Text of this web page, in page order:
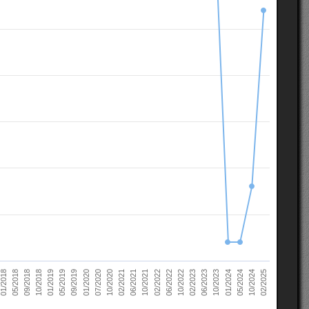
01/2018 05/2018 09/2018 10/2018 01/2019 05/2019 09/2019 01/2020 07/2020 10/2020 02/2021 06/2021 10/2021 02/2022 06/2022 10/2022 02/2023 06/2023 10/2023 01/2024 05/2024 10/2024 02/2025